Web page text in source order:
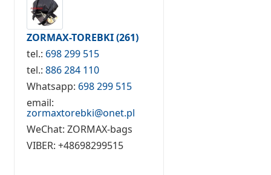
ZORMAX-TOREBKI(261)
tel.: 698 299 515
tel.:886 284 110
Whatsapp: 698 299 515
email:
zormaxtorebki@onet.pl
WeChat:ZORMAX-bags
VIBER:+48698299515